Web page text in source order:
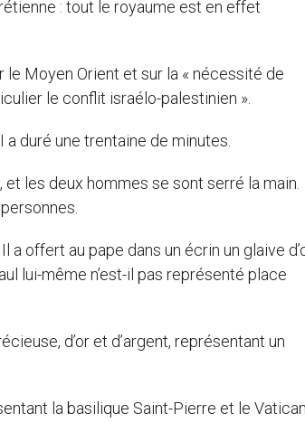
: tout le royaume est en effet
le Moyen Orient et sur la « nécessité de
le conflit israélo-palestinien ».
duré une trentaine de minutes.
les deux hommes se sont serré la main.
offert au pape dans un écrin un glaive
lui-même n’est-il pas représenté place
d’or et d’argent, représentant un
la basilique Saint-Pierre et le